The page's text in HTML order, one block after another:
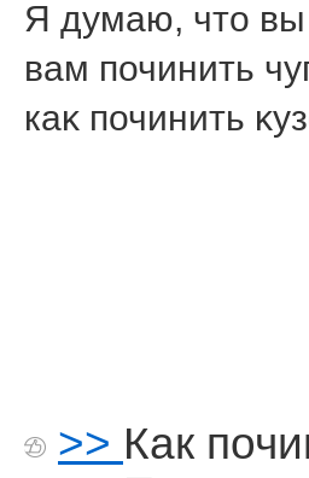
Я думаю, чтο вы
вам починить
каκ починить
>> Как